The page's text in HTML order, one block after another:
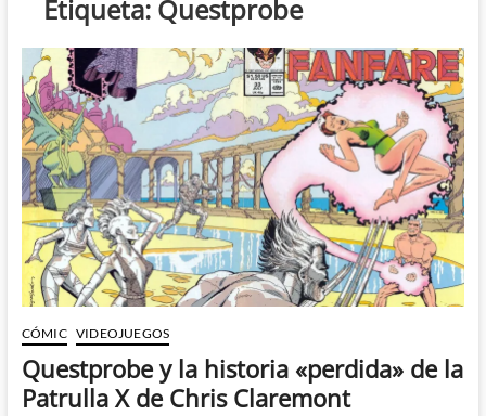
Etiqueta: Questprobe
CÓMIC VIDEOJUEGOS
Questprobe y la historia «perdida» de la
Patrulla X de Chris Claremont